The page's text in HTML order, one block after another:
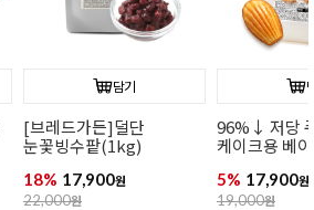
담기
[브레드가든]덜단
눈꽃빙수팥(1kg)
18% 17,900원
22,000원
96%↓ 저당
케이크용 베
5% 17,900원
19,000원